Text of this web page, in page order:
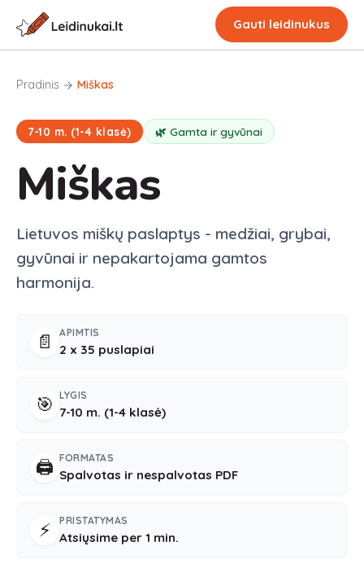
Gauti leidinukus
Pradinis Miškas
7-10 m. (1-4 klasė) 🌿 Gamta ir gyvūnai
Miškas
Lietuvos miškų paslaptys - medžiai, grybai,
gyvūnai ir nepakartojama gamtos
harmonija.
📄 APIMTIS
2 x 35 puslapiai
🎯 LYGIS
7-10 m. (1-4 klasė)
🖨️ FORMATAS
Spalvotas ir nespalvotas PDF
⚡ PRISTATYMAS
Atsiųsime per 1 min.